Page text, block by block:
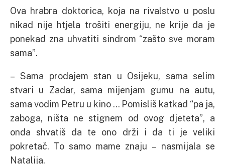
Ova hrabra doktorica, koja na rivalstvo u poslu
nikad nije htjela trošiti energiju, ne krije da je
ponekad zna uhvatiti sindrom “zašto sve moram
sama”.
– Sama prodajem stan u Osijeku, sama selim
stvari u Zadar, sama mijenjam gumu na autu,
sama vodim Petru u kino … Pomisliš katkad “pa ja,
zaboga, ništa ne stignem od ovog djeteta”, a
onda shvatiš da te ono drži i da ti je veliki
pokretač. To samo mame znaju – nasmijala se
Natalija.